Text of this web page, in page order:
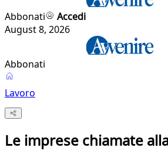
Abbonati
Accedi
August 8, 2026
Abbonati
Lavoro
Le imprese chiamate